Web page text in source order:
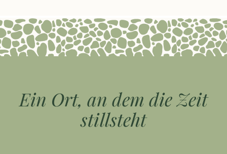
Ein Ort, an dem die Zeit
stillsteht